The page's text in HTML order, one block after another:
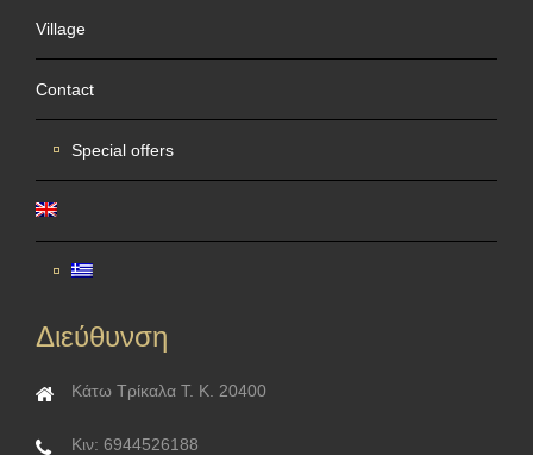
Village
Contact
Special offers
Διεύθυνση
Κάτω Τρίκαλα Τ. Κ. 20400
Κιν: 6944526188